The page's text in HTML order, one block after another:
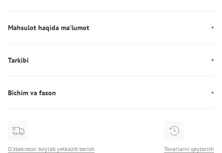
Mahsulot haqida ma'lumot
Mahkamlagich: Zamok
Ishlab chiqarish: Китай
Bo'limlar/cho'ntaklar (tashqi): bir cho‘ntak
Tarkibi
Bichim va fason
O‘zbekiston bo‘ylab yetkazib berish
Tovarlarni qaytarish